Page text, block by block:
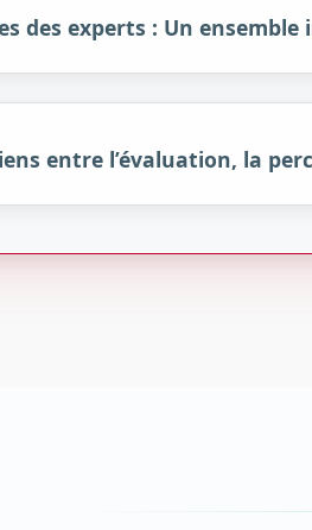
des experts : Un
entre l’évaluation, la